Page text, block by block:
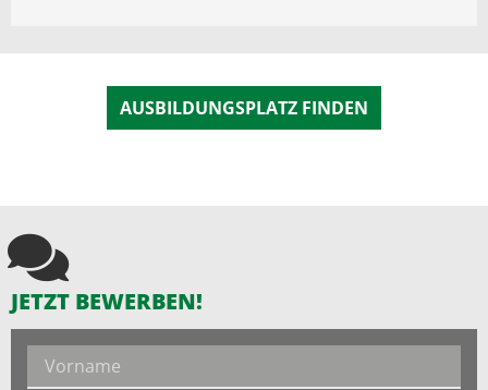
AUSBILDUNGSPLATZ FINDEN
JETZT BEWERBEN!